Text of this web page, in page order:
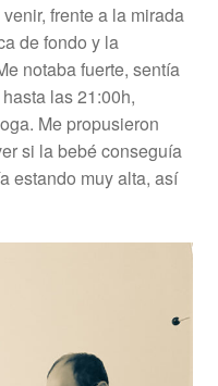
frente a la mirada
de fondo y la
notaba fuerte, sentía
las 21:00h,
Me propusieron
si la bebé conseguía
estando muy alta, así